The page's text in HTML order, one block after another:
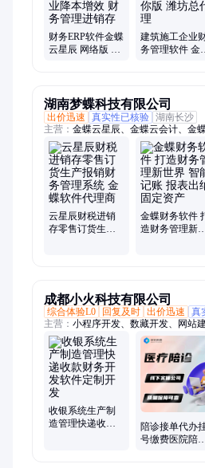
财务ERP软件金蝶
云星辰 网络版 助
建筑施工企业
务管理软件 金
湖南梦蝶科技有限公司
出价迅速
真实性已核验 湖南长沙
主营： 金蝶云星辰、金蝶云会计、金
软件、金蝶进销存软件、湖南金蝶软
星空、金蝶精斗云
云星辰财税进销
存零售订货生产
金蝶财务软件
造财务管理新
成都小火科技有限公司
综合体验L0
回复及时 出价迅速 真
主营： 小程序开发、数藏开发、网站
外包、成都软件定制开发、软件开发
APP开发、管理系统开发、AI应用开
育系统开发、系统开发、物联网系统
AI应用开发、分销系统开发、商城系
ERP系统开发、公众号开发、CRM系
统开发
收银系统生产制
造管理快递收款
陪诊接单代办
号缴费医院陪护